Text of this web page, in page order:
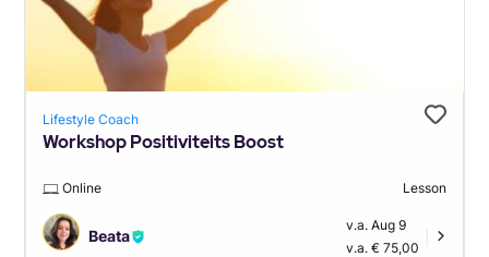
Lifestyle Coach
Workshop Positiviteits Boost
Online Lesson
Beata
v.a. Aug 9
v.a. € 75,00